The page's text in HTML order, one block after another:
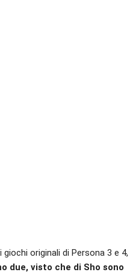
originali di Persona 3 e 4,
due, visto che di Sho sono